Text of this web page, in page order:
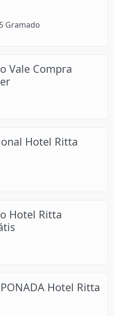
Gramado
Vale Compra
Hotel Ritta
Hotel Ritta
Hotel Ritta